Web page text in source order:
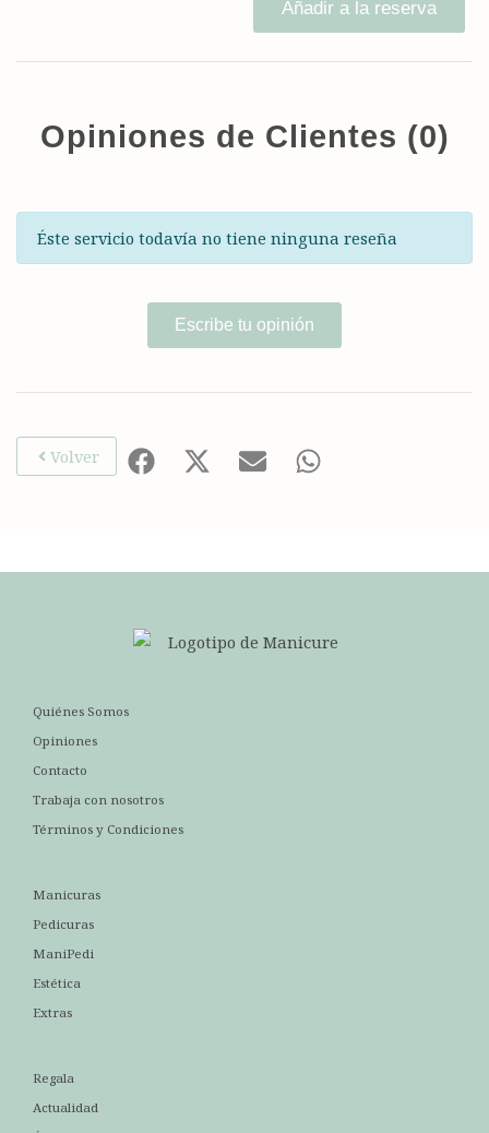
Añadir a la reserva
Opiniones de Clientes (0)
Éste servicio todavía no tiene ninguna reseña
Escribe tu opinión
Volver
Quiénes Somos
Opiniones
Contacto
Trabaja con nosotros
Términos y Condiciones
Manicuras
Pedicuras
ManiPedi
Estética
Extras
Regala
Actualidad